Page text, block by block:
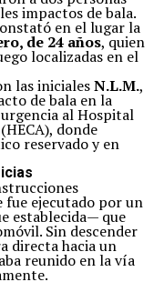
impactos de bala.
en el lugar la
de 24 años, quien
localizadas en el
las inicialesN.L.M.,
de bala en la
al Hospital
donde
reservado y en
fue ejecutado por un
establecida— que
Sin descender
directa hacia un
reunido en la vía